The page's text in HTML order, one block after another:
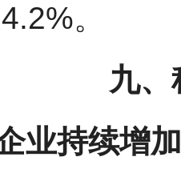
。
九、
业持续增